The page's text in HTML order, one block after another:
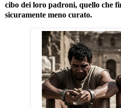
cibo dei loro padroni, quello che
sicuramente meno curato.